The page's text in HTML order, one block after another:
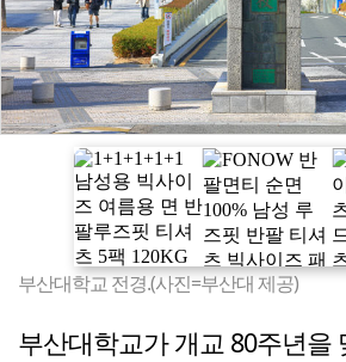
부산대학교 전경.(사진=부산대 제공)
부산대학교가 개교 80주년을